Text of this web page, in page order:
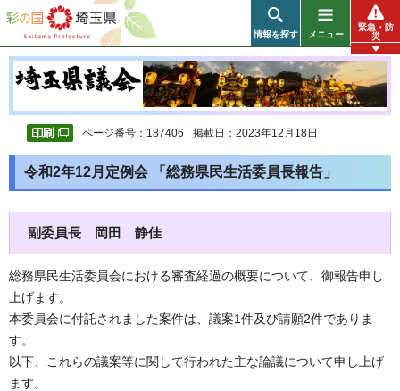
彩の国 埼玉県
情報を探す メニュー
緊急・防
災
ページ番号：187406 掲載日：2023年12月18日
令和2年12月定例会 「総務県民生活委員長報告」
副委員長 岡田 静佳
総務県民生活委員会における審査経過の概要について、御報告申し
上げます。
本委員会に付託されました案件は、議案1件及び請願2件でありま
す。
以下、これらの議案等に関して行われた主な論議について申し上げ
ます。